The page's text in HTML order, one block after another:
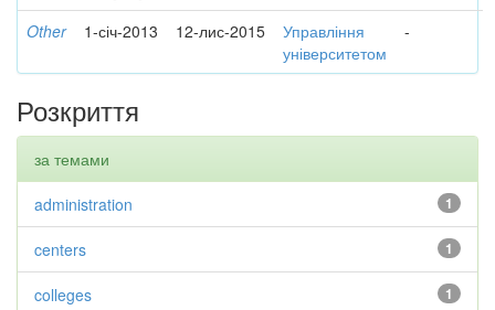
Other 1-січ-2013 12-лис-2015
Управління
університетом
-
Розкриття
за темами
1
administration
1
centers
1
colleges